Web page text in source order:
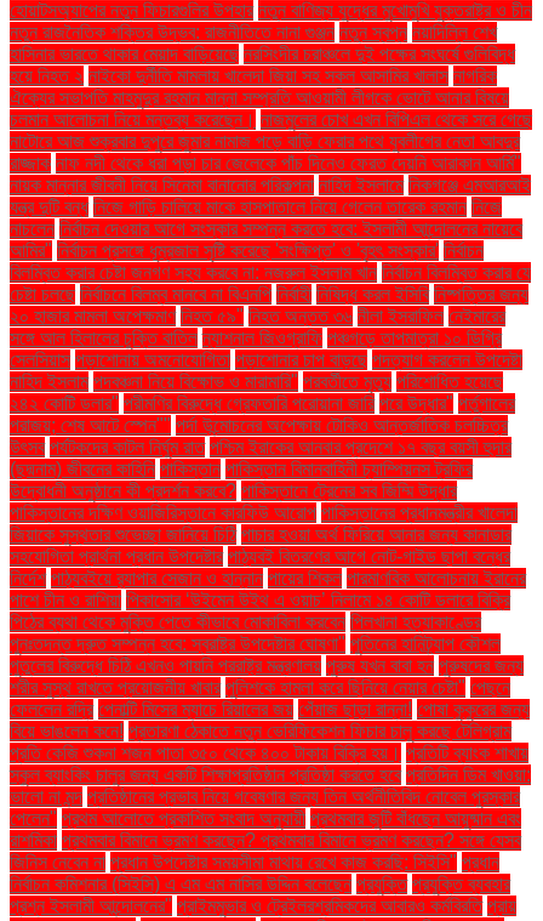
হোয়াটসঅ্যাপের নতুন ফিচারগুলির উপহার নতুন বাণিজ্য যুদ্ধের মুখোমুখি যুক্তরাষ্ট্র ও চীন
নতুন রাজনৈতিক শক্তির উদ্ভব: রাজনীতিতে নানা গুঞ্জন নতুন স্বপ্ন নয়াদিল্লি শেখ
হাসিনার ভারতে থাকার মেয়াদ বাড়িয়েছে নরসিংদীর চরাঞ্চলে দুই পক্ষের সংঘর্ষে গুলিবিদ্ধ
হয়ে নিহত ২ নাইকো দুর্নীতি মামলায় খালেদা জিয়া সহ সকল আসামির খালাস নাগরিক
ঐক্যের সভাপতি মাহমুদুর রহমান মান্না সম্প্রতি আওয়ামী লীগকে ভোটে আনার বিষয়ে
চলমান আলোচনা নিয়ে মন্তব্য করেছেন। নাজমুলের চোখ এখন বিপিএল থেকে সরে গেছে
নাটোরে আজ শুক্রবার দুপুরে জুমার নামাজ পড়ে বাড়ি ফেরার পথে যুবলীগের নেতা আবদুর
রাজ্জাক নাফ নদী থেকে ধরা পড়া চার জেলেকে পাঁচ দিনেও ফেরত দেয়নি আরাকান আর্মি"
নায়ক মান্নার জীবনী নিয়ে সিনেমা বানানোর পরিকল্পনা নাহিদ ইসলামে নিকগঞ্জে এমআরআই
যন্ত্র দুটি বন্ধ নিজে গাড়ি চালিয়ে মাকে হাসপাতালে নিয়ে গেলেন তারেক রহমান নিজে
নাচলেন নির্বাচন দেওয়ার আগে সংস্কার সম্পন্ন করতে হবে: ইসলামী আন্দোলনের নায়েবে
আমির" নির্বাচন প্রসঙ্গে ধূম্রজাল সৃষ্টি করেছে 'সংক্ষিপ্ত' ও 'বৃহৎ সংস্কার' নির্বাচন
বিলম্বিত করার চেষ্টা জনগণ সহ্য করবে না: নজরুল ইসলাম খান নির্বাচন বিলম্বিত করার যে
চেষ্টা চলছে নির্বাচনে বিলম্ব মানবে না বিএনপি নির্বাহী নিষিদ্ধ করল ইসিবি নিষ্পত্তির জন্য
২০ হাজার মামলা অপেক্ষমাণ নিহত ৫৯" নিহত অন্তত ৩৬ নীলা ইসরাফিল নেইমারের
সঙ্গে আল হিলালের চুক্তি বাতিল ন্যাশনাল জিওগ্রাফি পঞ্চগড়ে তাপমাত্রা ১০ ডিগ্রি
সেলসিয়াস পড়াশোনায় অমনোযোগিতা পড়াশোনার চাপ বাড়ছে পদত্যাগ করলেন উপদেষ্টা
নাহিদ ইসলাম পদবঞ্চনা নিয়ে বিক্ষোভ ও মারামারি" পরবর্তীতে মৃত্যু পরিশোধিত হয়েছে
২৪২ কোটি ডলার" পরীমণির বিরুদ্ধে গ্রেফতারি পরোয়ানা জারি পরে উদ্ধার" পর্তুগালের
পরাজয়; শেষ আটে স্পেন"" পর্দা উন্মোচনের অপেক্ষায় টোকিও আন্তর্জাতিক চলচ্চিত্র
উৎসব পর্যটকদের কাটল নির্ঘুম রাত পশ্চিম ইরাকের আনবার প্রদেশে ১৭ বছর বয়সী হুদার
(ছদ্মনাম) জীবনের কাহিনি পাকিস্তান পাকিস্তান বিমানবাহিনী চ্যাম্পিয়নস ট্রফির
উদ্বোধনী অনুষ্ঠানে কী প্রদর্শন করবে? পাকিস্তানে ট্রেনের সব জিম্মি উদ্ধার
পাকিস্তানের দক্ষিণ ওয়াজিরিস্তানে কারফিউ আরোপ পাকিস্তানের প্রধানমন্ত্রীর খালেদা
জিয়াকে সুস্থতার শুভেচ্ছা জানিয়ে চিঠি পাচার হওয়া অর্থ ফিরিয়ে আনার জন্য কানাডার
সহযোগিতা প্রার্থনা প্রধান উপদেষ্টার পাঠ্যবই বিতরণের আগে নোট-গাইড ছাপা বন্ধের
নির্দেশ পাঠ্যবইয়ে র‍্যাপার সেজান ও হান্নান পায়ের শিকল পারমাণবিক আলোচনায় ইরানের
পাশে চীন ও রাশিয়া পিকাসোর ‘উইমেন উইথ এ ওয়াচ’ নিলামে ১৪ কোটি ডলারে বিক্রি
পিঠের ব্যথা থেকে মুক্তি পেতে কীভাবে মোকাবিলা করবেন পিলখানা হত্যাকাণ্ডের
পুনঃতদন্ত দ্রুত সম্পন্ন হবে: স্বরাষ্ট্র উপদেষ্টার ঘোষণা" পুতিনের হানিট্র্যাপ কৌশল
পুতুলের বিরুদ্ধে চিঠি এখনও পায়নি পররাষ্ট্র মন্ত্রণালয় পুরুষ যখন বাবা হন পুরুষদের জন্য
শরীর সুস্থ রাখতে প্রয়োজনীয় খাবার পুলিশকে হামলা করে ছিনিয়ে নেয়ার চেষ্টা" পেছনে
ফেললেন রদ্রি পেনাল্টি মিসের ম্যাচে রিয়ালের জয় পেঁয়াজ ছাড়া রান্না! পোষা কুকুরের জন্য
বিয়ে ভাঙলেন কনে! প্রতারণা ঠেকাতে নতুন ভেরিফিকেশন ফিচার চালু করছে টেলিগ্রাম
প্রতি কেজি শুকনা শজন পাতা ৩৫০ থেকে ৪০০ টাকায় বিক্রি হয়। প্রতিটি ব্যাংক শাখায়
স্কুল ব্যাংকিং চালুর জন্য একটি শিক্ষাপ্রতিষ্ঠান প্রতিষ্ঠা করতে হবে প্রতিদিন ডিম খাওয়া:
ভালো না মন্দ প্রতিষ্ঠানের প্রভাব নিয়ে গবেষণার জন্য তিন অর্থনীতিবিদ নোবেল পুরস্কার
পেলেন" প্রথম আলোতে প্রকাশিত সংবাদ অনুযায়ী প্রথমবার জুটি বাঁধছেন আয়ুষ্মান এবং
রাশমিকা প্রথমবার বিমানে ভ্রমণ করছেন? প্রথমবার বিমানে ভ্রমণ করছেন? সঙ্গে যেসব
জিনিস নেবেন না প্রধান উপদেষ্টার সময়সীমা মাথায় রেখে কাজ করছি: সিইসি" প্রধান
নির্বাচন কমিশনার (সিইসি) এ এম এম নাসির উদ্দিন বলেছেন প্রযুক্তি প্রযুক্তি ব্যবহার
প্রশ্ন ইসলামী আন্দোলনের" প্রাইমমুভার ও ট্রেইলরশ্রমিকদের আবারও কর্মবিরতি প্রায়